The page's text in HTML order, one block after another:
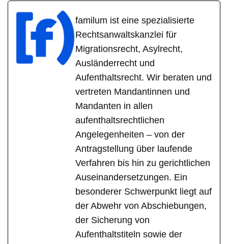
familum ist eine spezialisierte
Rechtsanwaltskanzlei für
Migrationsrecht, Asylrecht,
Ausländerrecht und
Aufenthaltsrecht. Wir beraten und
vertreten Mandantinnen und
Mandanten in allen
aufenthaltsrechtlichen
Angelegenheiten – von der
Antragstellung über laufende
Verfahren bis hin zu gerichtlichen
Auseinandersetzungen. Ein
besonderer Schwerpunkt liegt auf
der Abwehr von Abschiebungen,
der Sicherung von
Aufenthaltstiteln sowie der